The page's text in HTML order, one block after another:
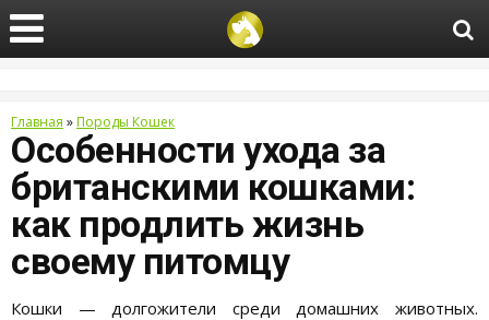
Главная »Породы Кошек
Особенности ухода за
британскими кошками:
как продлить жизнь
своему питомцу
Кошки — долгожители среди домашних животных.